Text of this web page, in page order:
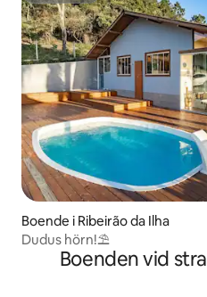
Boende i Ribeirão da Ilha
Dudus hörn!⛱️
Boenden vid